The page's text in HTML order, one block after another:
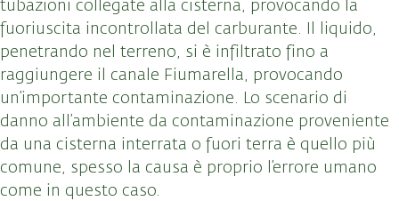
tubazioni collegate alla cisterna, provocando la
fuoriuscita incontrollata del carburante. Il liquido,
penetrando nel terreno, si è infiltrato fino a
raggiungere il canale Fiumarella, provocando
un’importante contaminazione. Lo scenario di
danno all’ambiente da contaminazione proveniente
da una cisterna interrata o fuori terra è quello più
comune, spesso la causa è proprio l’errore umano
come in questo caso.